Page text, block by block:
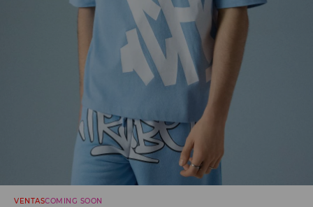
VENTASCOMING SOON